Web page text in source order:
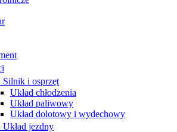
Silnik i osprzęt
Układ chłodzenia
Układ paliwowy
Układ dolotowy i wydechowy
Układ jezdny